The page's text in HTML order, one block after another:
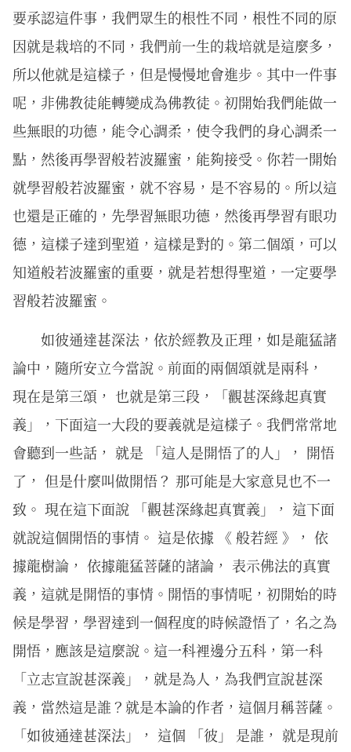
要承認這件事，我們眾生的根性不同，根性不同的原
因就是栽培的不同，我們前一生的栽培就是這麼多，
所以他就是這樣子，但是慢慢地會進步。其中一件事
呢，非佛教徒能轉變成為佛教徒。初開始我們能做一
些無眼的功德，能令心調柔，使令我們的身心調柔一
點，然後再學習般若波羅蜜，能夠接受。你若一開始
就學習般若波羅蜜，就不容易，是不容易的。所以這
也還是正確的，先學習無眼功德，然後再學習有眼功
德，這樣子達到聖道，這樣是對的。第二個頌，可以
知道般若波羅蜜的重要，就是若想得聖道，一定要學
習般若波羅蜜。
如彼通達甚深法，依於經教及正理，如是⿓猛諸
論中，隨所安⽴今當說。前面的兩個頌就是兩科，
現在是第三頌， 也就是第三段，「觀甚深緣起真實
義」，下面這一大段的要義就是這樣子。我們常常地
會聽到一些話， 就是 「這人是開悟了的人」， 開悟
了， 但是什麼叫做開悟？ 那可能是大家意見也不一
致。 現在這下面說 「觀甚深緣起真實義」， 這下面
就說這個開悟的事情。 這是依據 《 般若經 》， 依
據龍樹論， 依據龍猛菩薩的諸論， 表示佛法的真實
義，這就是開悟的事情。開悟的事情呢，初開始的時
候是學習，學習達到一個程度的時候證悟了，名之為
開悟，應該是這麼說。這一科裡邊分五科，第一科
「立志宣說甚深義」，就是為人，為我們宣說甚深
義，當然這是誰？就是本論的作者，這個月稱菩薩。
「如彼通達甚深法」， 這個 「彼」 是誰， 就是現前